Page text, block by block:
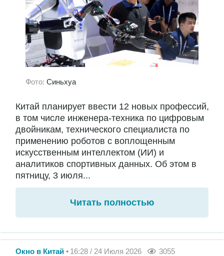
Фото: Синьхуа
Китай планирует ввести 12 новых профессий,
в том числе инженера-техника по цифровым
двойникам, технического специалиста по
применению роботов с воплощенным
искусственным интеллектом (ИИ) и
аналитиков спортивных данных. Об этом в
пятницу, 3 июля...
Читать полностью
Окно в Китай 16:28 / 24 Июля 2026 3055